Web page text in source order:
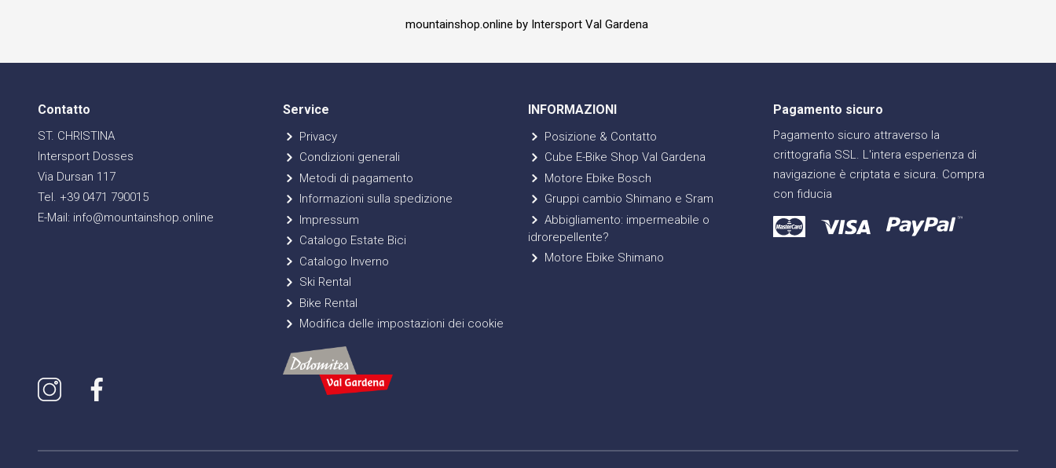
mountainshop.online by Intersport Val Gardena
Contatto
ST. CHRISTINA
Intersport Dosses
Via Dursan 117
Tel. +39 0471 790015
E-Mail: info@mountainshop.online
Service
Privacy
Condizioni generali
Metodi di pagamento
Informazioni sulla spedizione
Impressum
Catalogo Estate Bici
Catalogo Inverno
Ski Rental
Bike Rental
Modifica delle impostazioni dei cookie
INFORMAZIONI
Posizione & Contatto
Cube E-Bike Shop Val Gardena
Motore Ebike Bosch
Gruppi cambio Shimano e Sram
Abbigliamento: impermeabile o
idrorepellente?
Motore Ebike Shimano
Pagamento sicuro
Pagamento sicuro attraverso la
crittografia SSL. L'intera esperienza di
navigazione è criptata e sicura. Compra
con fiducia